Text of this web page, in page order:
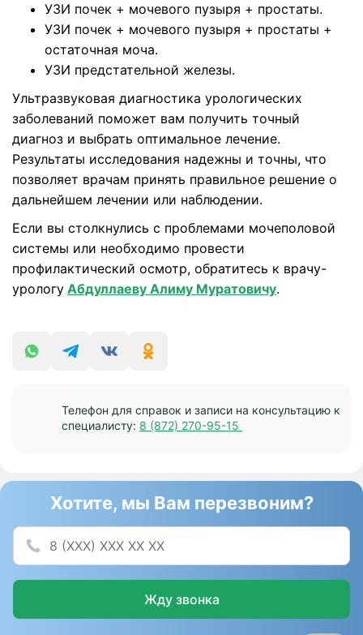
УЗИ почек + мочевого пузыря + простаты.
УЗИ почек + мочевого пузыря + простаты +
остаточная моча.
УЗИ предстательной железы.
Ультразвуковая диагностика урологических
заболеваний поможет вам получить точный
диагноз и выбрать оптимальное лечение.
Результаты исследования надежны и точны, что
позволяет врачам принять правильное решение о
дальнейшем лечении или наблюдении.
Если вы столкнулись с проблемами мочеполовой
системы или необходимо провести
профилактический осмотр, обратитесь к врачу-
урологу Абдуллаеву Алиму Муратовичу.
Телефон для справок и записи на консультацию к
специалисту: 8 (872) 270-95-15
Хотите, мы Вам перезвоним?
Жду звонка